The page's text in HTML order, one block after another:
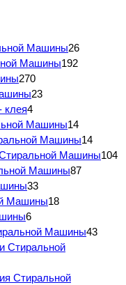
Машины26
Машины192
270
23
клея4
Машины14
Машины14
Машины104
Машины87
33
Машины18
6
Машины43
Стиральной
Стиральной